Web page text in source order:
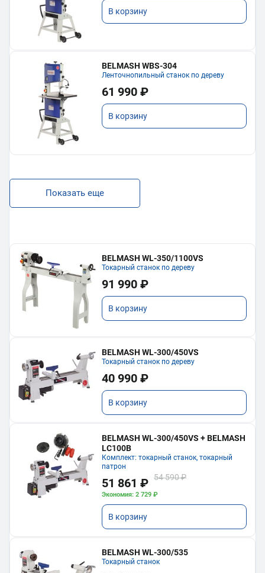
В корзину
BELMASH WBS-304
Ленточнопильный станок по дереву
61 990 ₽
В корзину
Показать еще
BELMASH WL-350/1100VS
Токарный станок по дереву
91 990 ₽
В корзину
BELMASH WL-300/450VS
Токарный станок по дереву
40 990 ₽
В корзину
BELMASH WL-300/450VS + BELMASH
LC100B
Комплект: токарный станок, токарный
патрон
51 861 ₽ 54 590 ₽
Экономия: 2 729 ₽
В корзину
BELMASH WL-300/535
Токарный станок